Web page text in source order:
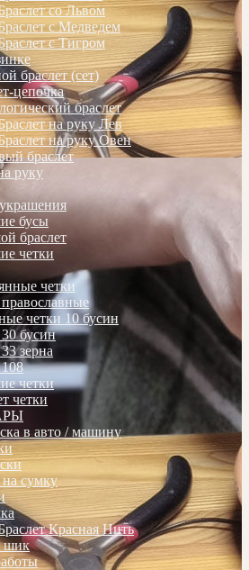
со Львом
с Медведем
с Тигром
браслет (сет)
цепочка
браслет
на руку Лев
на руку Овен
браслет
руку
бусы
браслет
четки
четки
четки 10 бусин
бусин
зерна
четки
четки
в авто / машину
сумку
Красная Нить
шик